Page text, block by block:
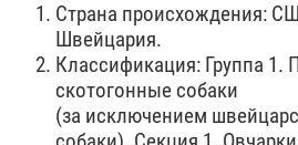
Страна происхождения:
Швейцария.
Классификация: Группа 1.
скотогонные собаки
(за исключением